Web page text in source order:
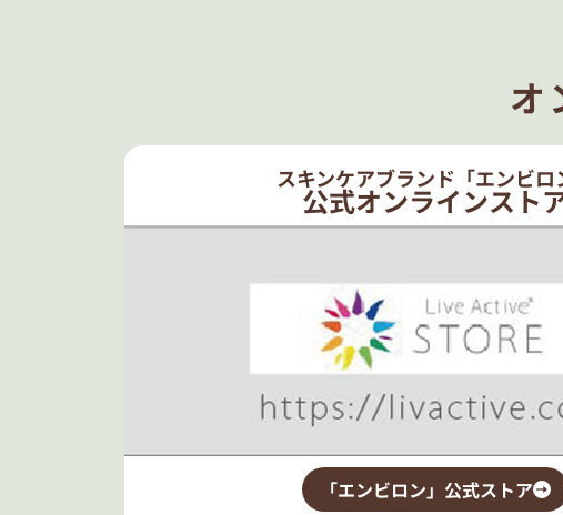
オ
スキンケアブランド「エンビロ
公式オンラインスト
「エンビロン」公式ストア